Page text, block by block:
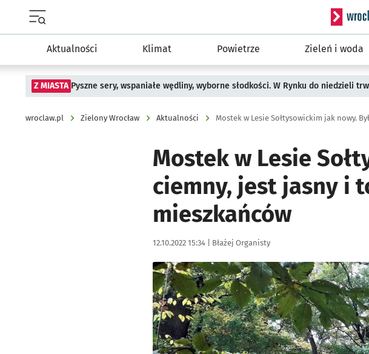
Serwis
Aktualności Klimat Powietrze Zieleń i woda
Z MIASTA Pyszne sery, wspaniałe wędliny, wyborne słodkości. W Rynku do niedzieli
wroclaw.pl Zielony Wrocław Aktualności
Mostek w Lesie
ciemny, jest jasny i
mieszkańców
Data publikacji:
12.10.2022 15:34 | Autor:
Błażej Organisty
Kliknij, aby zobaczyć galerię